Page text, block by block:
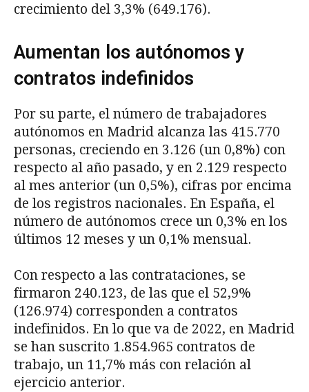
crecimiento del 3,3% (649.176).
Aumentan los autónomos y
contratos indefinidos
Por su parte, el número de trabajadores
autónomos en Madrid alcanza las 415.770
personas, creciendo en 3.126 (un 0,8%) con
respecto al año pasado, y en 2.129 respecto
al mes anterior (un 0,5%), cifras por encima
de los registros nacionales. En España, el
número de autónomos crece un 0,3% en los
últimos 12 meses y un 0,1% mensual.
Con respecto a las contrataciones, se
firmaron 240.123, de las que el 52,9%
(126.974) corresponden a contratos
indefinidos. En lo que va de 2022, en Madrid
se han suscrito 1.854.965 contratos de
trabajo, un 11,7% más con relación al
ejercicio anterior.